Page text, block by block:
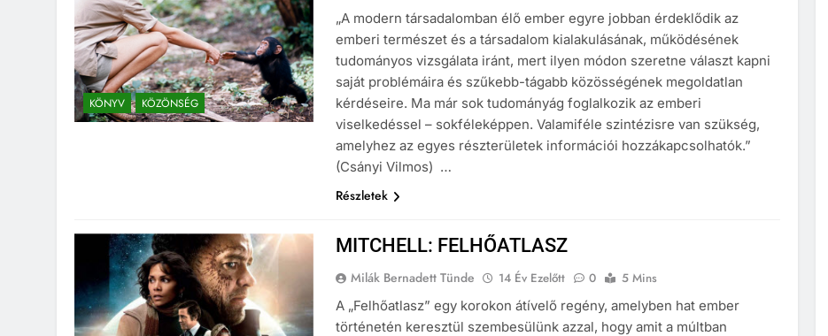
KÖNYV KÖZÖNSÉG
„A modern társadalomban élő ember egyre jobban érdeklődik az
emberi természet és a társadalom kialakulásának, működésének
tudományos vizsgálata iránt, mert ilyen módon szeretne választ kapni
saját problémáira és szűkebb-tágabb közösségének megoldatlan
kérdéseire. Ma már sok tudományág foglalkozik az emberi
viselkedéssel – sokféleképpen. Valamiféle szintézisre van szükség,
amelyhez az egyes részterületek információi hozzákapcsolhatók.”
(Csányi Vilmos) …
Részletek
MITCHELL: FELHŐATLASZ
Milák Bernadett Tünde 14 Év Ezelőtt 0
5 Mins
A „Felhőatlasz” egy korokon átívelő regény, amelyben hat ember
történetén keresztül szembesülünk azzal, hogy amit a múltban